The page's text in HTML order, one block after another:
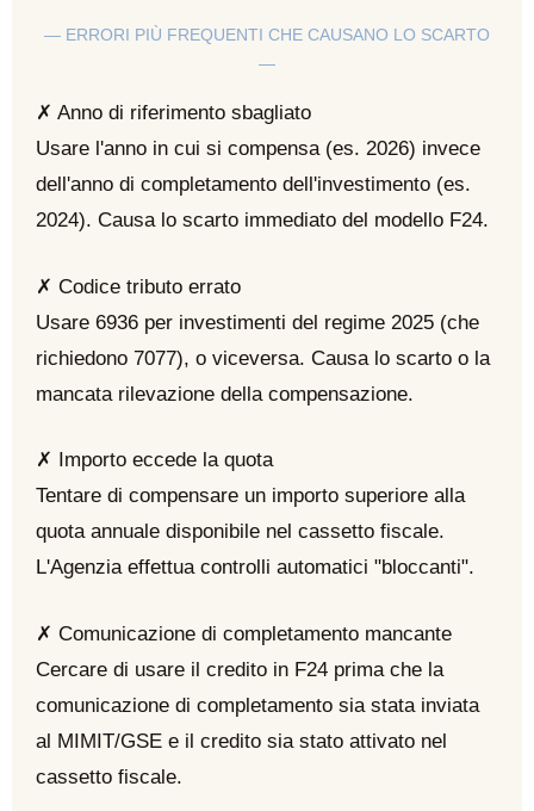
— ERRORI PIÙ FREQUENTI CHE CAUSANO LO SCARTO
—
✗ Anno di riferimento sbagliato
Usare l'anno in cui si compensa (es. 2026) invece
dell'anno di completamento dell'investimento (es.
2024). Causa lo scarto immediato del modello F24.
✗ Codice tributo errato
Usare 6936 per investimenti del regime 2025 (che
richiedono 7077), o viceversa. Causa lo scarto o la
mancata rilevazione della compensazione.
✗ Importo eccede la quota
Tentare di compensare un importo superiore alla
quota annuale disponibile nel cassetto fiscale.
L'Agenzia effettua controlli automatici "bloccanti".
✗ Comunicazione di completamento mancante
Cercare di usare il credito in F24 prima che la
comunicazione di completamento sia stata inviata
al MIMIT/GSE e il credito sia stato attivato nel
cassetto fiscale.